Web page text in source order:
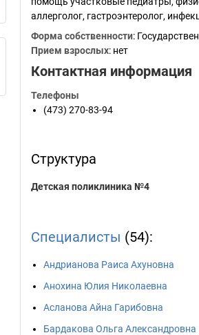
аллерголог, гастроэнтеролог,
Форма собственности:
Прием взрослых: нет
Контактная информация
Телефоны
(473) 270-83-94
Структура
Детская поликлиника №4
Специалисты (54):
Андрианова Раиса Ахуновна
Анохина Юлия Николаевна
Асланова Айна Гарибовна
Бардакова Ольга Александровна